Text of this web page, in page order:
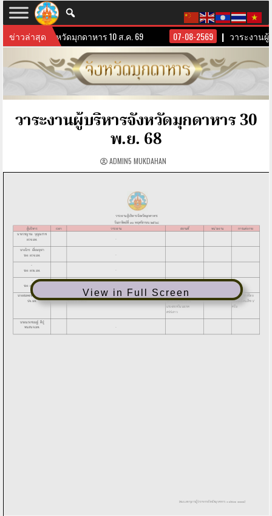
ข่าวล่าสุด
านผู้บริหารจังหวัดมุกดาหาร 10 ส.ค. 69 07-08-2569 วาระงานผู้
วาระงานผู้บริหารจังหวัดมุกดาหาร 30
พ.ย. 68
ADMIN5 MUKDAHAN
View in Full Screen